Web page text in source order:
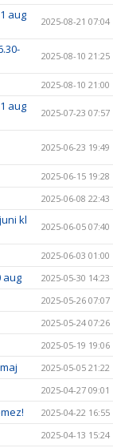
aug
2025-08-21 07:04
2025-08-10 21:25
2025-08-10 21:00
aug
2025-07-23 07:57
2025-06-23 19:49
2025-06-15 19:28
2025-06-08 22:43
kl
2025-06-05 07:40
2025-06-03 01:00
aug 2025-05-30 14:23
2025-05-26 07:07
2025-05-24 07:26
2025-05-19 19:06
2025-05-05 21:22
2025-04-27 09:01
2025-04-22 16:55
2025-04-13 15:24